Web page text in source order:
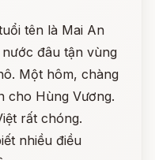
tên là Mai An
đâu tận vùng
Một hôm, chàng
cho Hùng Vương.
rất chóng.
nhiều điều